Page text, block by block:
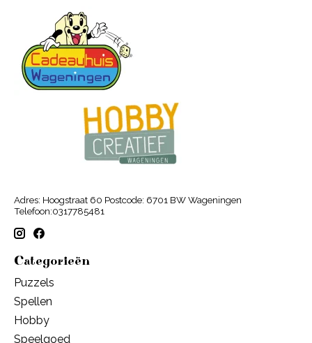
Adres: Hoogstraat 60 Postcode: 6701 BW Wageningen
Telefoon:0317785481
Categorieën
Puzzels
Spellen
Hobby
Speelgoed